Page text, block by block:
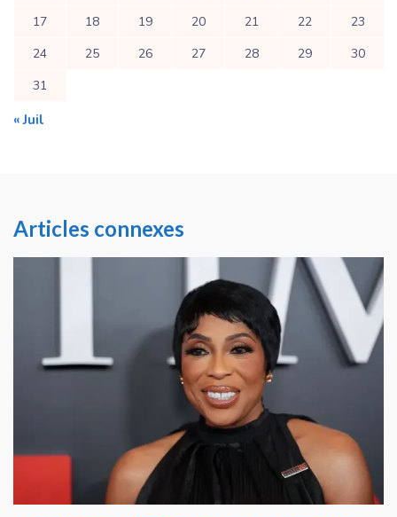
17
18 19 20 21 22
23
24
25 26 27 28 29
30
31
« Juil
Articles connexes